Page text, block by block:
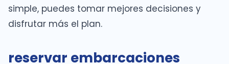
simple, puedes tomar mejores decisiones y
disfrutar más el plan.
reservar embarcaciones